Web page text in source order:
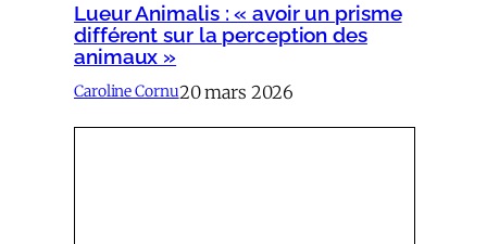
Lueur Animalis : « avoir un prisme
différent sur la perception des
animaux »
Caroline Cornu20 mars 2026